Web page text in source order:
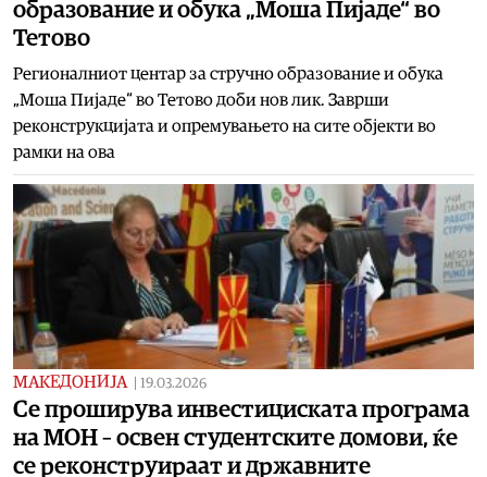
образование и обука „Моша Пијаде“ во
Тетово
Регионалниот центар за стручно образование и обука
„Моша Пијаде“ во Тетово доби нов лик. Заврши
реконструкцијата и опремувањето на сите објекти во
рамки на ова
МАКЕДОНИЈА 19.03.2026
Се проширува инвестициската програма
на МОН – освен студентските домови, ќе
се реконструираат и државните